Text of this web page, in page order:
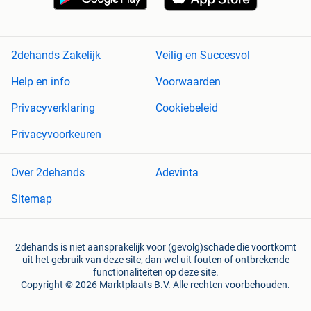
2dehands Zakelijk
Veilig en Succesvol
Help en info
Voorwaarden
Privacyverklaring
Cookiebeleid
Privacyvoorkeuren
Over 2dehands
Adevinta
Sitemap
2dehands is niet aansprakelijk voor (gevolg)schade die voortkomt
uit het gebruik van deze site, dan wel uit fouten of ontbrekende
functionaliteiten op deze site.
Copyright © 2026 Marktplaats B.V. Alle rechten voorbehouden.